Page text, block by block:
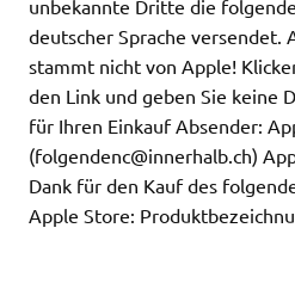
unbekannte Dritte die
deutscher Sprache versendet.
stammt nicht von Apple!
den Link und geben Sie keine
für Ihren Einkauf Absender:
(folgendenc@innerhalb.ch)
Dank für den Kauf des
Apple Store: